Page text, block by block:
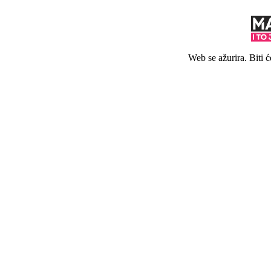
Web se ažurira. Biti